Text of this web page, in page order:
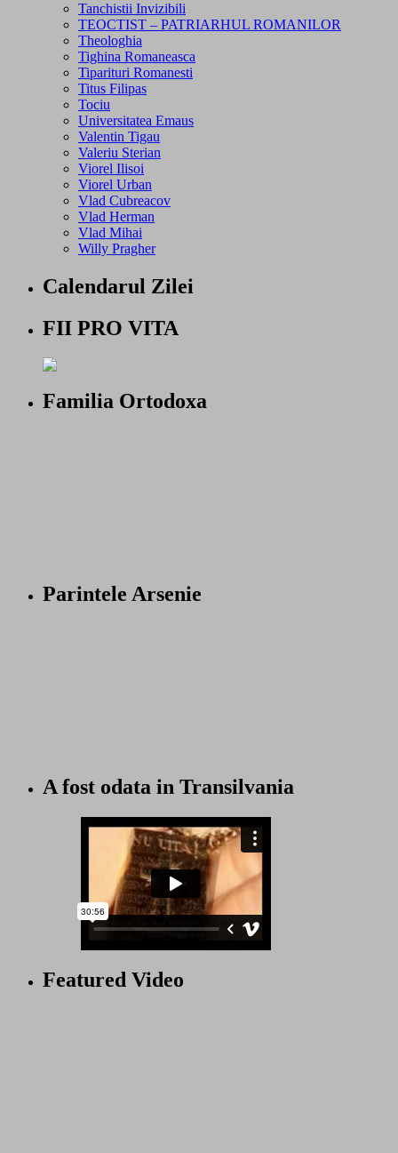
Tanchistii Invizibili
TEOCTIST – PATRIARHUL ROMANILOR
Theologhia
Tighina Romaneasca
Tiparituri Romanesti
Titus Filipas
Tociu
Universitatea Emaus
Valentin Tigau
Valeriu Sterian
Viorel Ilisoi
Viorel Urban
Vlad Cubreacov
Vlad Herman
Vlad Mihai
Willy Pragher
Calendarul Zilei
FII PRO VITA
Familia Ortodoxa
Parintele Arsenie
A fost odata in Transilvania
Featured Video